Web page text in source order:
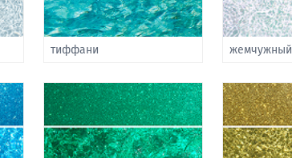
тиффани жемчужный